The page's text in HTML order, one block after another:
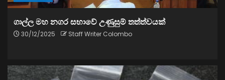
ගාල්ල මහ නගර සභාවේ උණුසුම් තත්ත්වයක්
30/12/2025 Staff Writer Colombo